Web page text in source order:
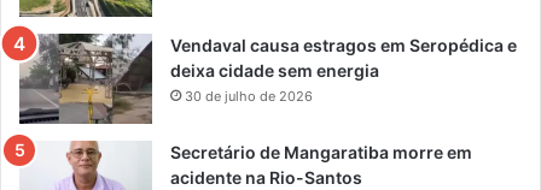
Vendaval causa estragos em Seropédica e
deixa cidade sem energia
30 de julho de 2026
Secretário de Mangaratiba morre em
acidente na Rio-Santos